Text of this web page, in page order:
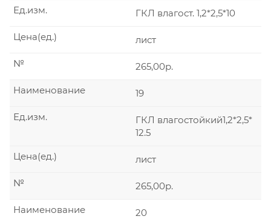
ГКЛ влагост. 1,2*2,5*10
Ед.изм.
лист
Цена(ед.)
265,00р.
№
19
Наименование
ГКЛ влагостойкий1,2*2,5*
12.5
Ед.изм.
лист
Цена(ед.)
265,00р.
№
20
Наименование